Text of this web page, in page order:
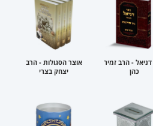
- הרב זמיר
כהן
אוצר הסגולות - הרב
יצחק בצרי